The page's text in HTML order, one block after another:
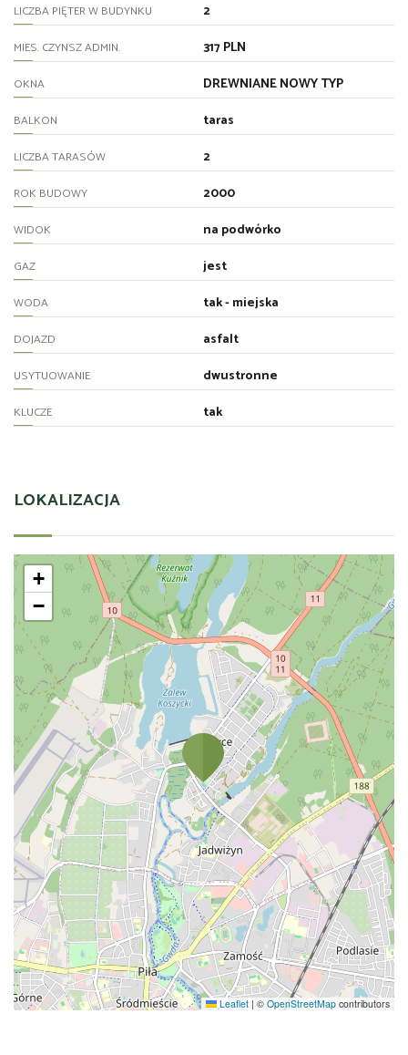
LICZBA PIĘTER W BUDYNKU 2
MIES. CZYNSZ ADMIN. 317 PLN
OKNA DREWNIANE NOWY TYP
BALKON taras
LICZBA TARASÓW 2
ROK BUDOWY 2000
WIDOK na podwórko
GAZ jest
WODA tak - miejska
DOJAZD asfalt
USYTUOWANIE dwustronne
KLUCZE tak
LOKALIZACJA
+
−
Leaflet | © OpenStreetMap contributors